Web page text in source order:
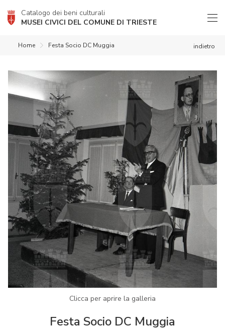
Catalogo dei beni culturali
MUSEI CIVICI DEL COMUNE DI TRIESTE
indietro
Home Festa Socio DC Muggia
Clicca per aprire la galleria
Festa Socio DC Muggia